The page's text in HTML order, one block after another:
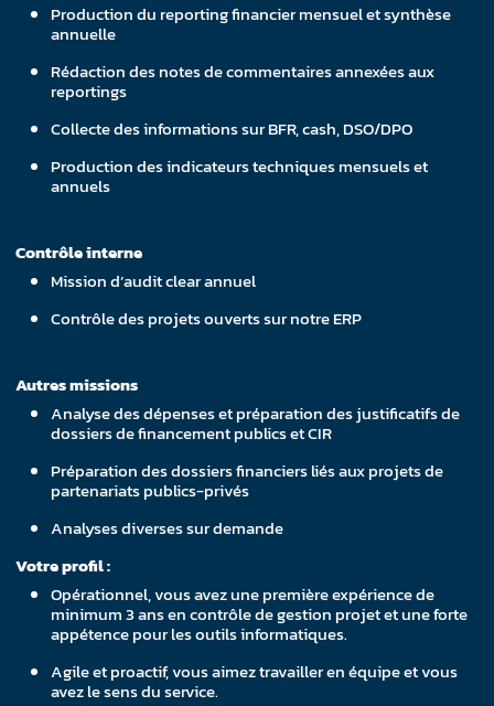
Production du reporting financier mensuel et synthèse
annuelle
Rédaction des notes de commentaires annexées aux
reportings
Collecte des informations sur BFR, cash, DSO/DPO
Production des indicateurs techniques mensuels et
annuels
Contrôle interne
Mission d’audit clear annuel
Contrôle des projets ouverts sur notre ERP
Autres missions
Analyse des dépenses et préparation des justificatifs de
dossiers de financement publics et CIR
Préparation des dossiers financiers liés aux projets de
partenariats publics-privés
Analyses diverses sur demande
Votre profil :
Opérationnel, vous avez une première expérience de
minimum 3 ans en contrôle de gestion projet et une forte
appétence pour les outils informatiques.
Agile et proactif, vous aimez travailler en équipe et vous
avez le sens du service.